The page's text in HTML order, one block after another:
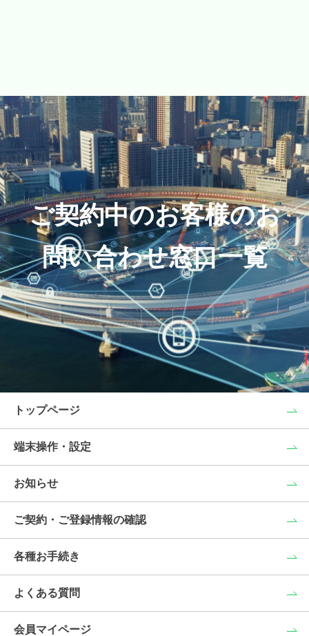
ご契約中のお客様のお
問い合わせ窓口一覧
トップページ
端末操作・設定
お知らせ
ご契約・ご登録情報の確認
各種お手続き
よくある質問
会員マイページ